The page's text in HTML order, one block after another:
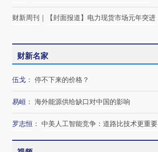
财新周刊 【封面报道】电力现货市场元年突进
财新名家
伍戈 ： 停不下来的价格？
易峘 ： 海外能源供给缺口对中国的影响
罗志恒 ： 中美人工智能竞争：道路比技术更重要